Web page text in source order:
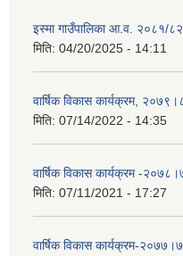
इस्मा गाउँपालिका आ.व. २०८१/
मिति: 04/20/2025 - 14:11
वार्षिक विकास कार्यक्रम,
मिति: 07/14/2022 - 14:35
वार्षिक विकास कार्यक्रम -
मिति: 07/11/2021 - 17:27
वार्षिक विकास कार्यक्रम-